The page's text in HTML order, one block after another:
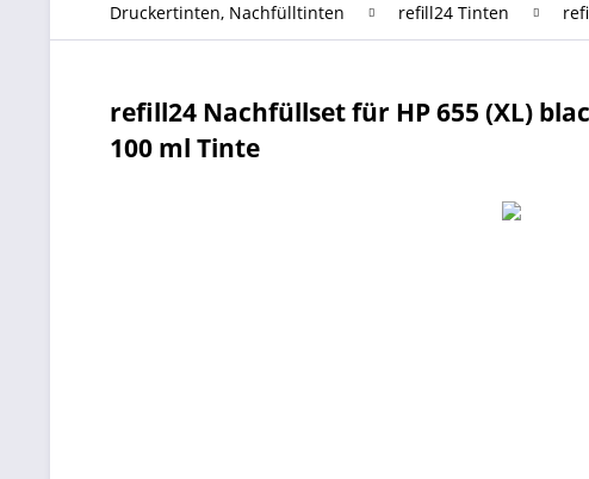
Druckertinten, Nachfülltinten refill24 Tinten
refill24 Nachfüllset für HP 655 (XL)
100 ml Tinte